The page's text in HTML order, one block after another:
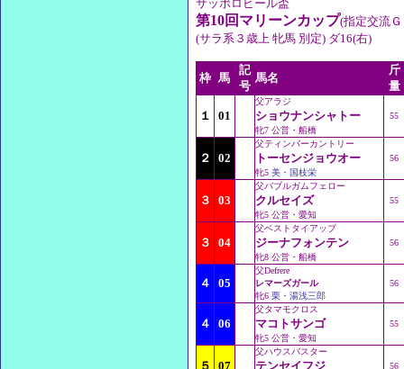
サッポロビール盃
第10回マリーンカップ(指定交流
(サラ系３歳上 牝馬 別定) ダ16(右)
枠 馬
記
号
馬名
斤
量
１ 01
父アラジ
ショウナンシャトー
牝7 公営・船橋
55
２ 02
父ティンバーカントリー
トーセンジョウオー
牝5 美・国枝栄
56
３ 03
父バブルガムフェロー
クルセイズ
牝5 公営・愛知
55
３ 04
父ベストタイアップ
ジーナフォンテン
牝8 公営・船橋
56
４ 05
父Defrere
レマーズガール
牝6 栗・湯浅三郎
56
４ 06
父タマモクロス
マコトサンゴ
牝5 公営・愛知
55
５ 07
父ハウスバスター
テンセイフジ 56